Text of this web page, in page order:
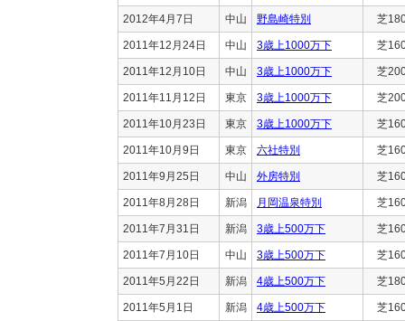
2012年4月7日 中山 野島崎特別 芝
2011年12月24日 中山 3歳上1000万下 芝
2011年12月10日 中山 3歳上1000万下 芝
2011年11月12日 東京 3歳上1000万下 芝
2011年10月23日 東京 3歳上1000万下 芝
2011年10月9日 東京 六社特別 芝
2011年9月25日 中山 外房特別 芝
2011年8月28日 新潟 月岡温泉特別 芝
2011年7月31日 新潟 3歳上500万下 芝
2011年7月10日 中山 3歳上500万下 芝
2011年5月22日 新潟 4歳上500万下 芝
2011年5月1日 新潟 4歳上500万下 芝